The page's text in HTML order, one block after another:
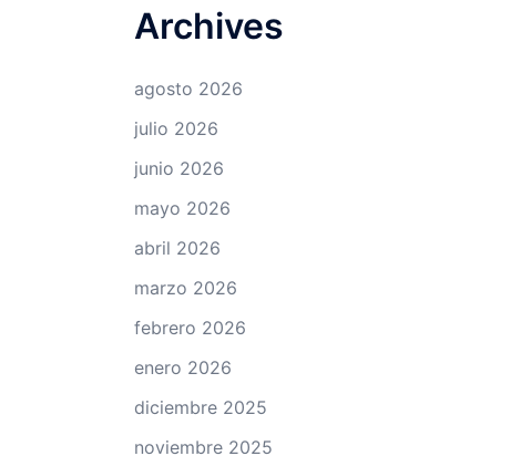
Archives
agosto 2026
julio 2026
junio 2026
mayo 2026
abril 2026
marzo 2026
febrero 2026
enero 2026
diciembre 2025
noviembre 2025